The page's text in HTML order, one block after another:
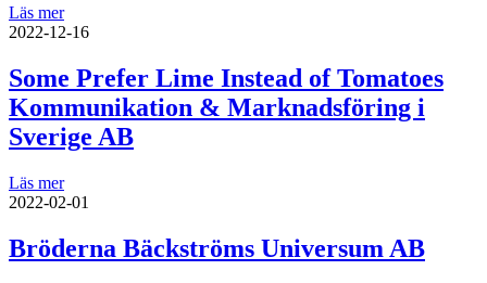
Läs mer
2022-12-16
Some Prefer Lime Instead of Tomatoes
Kommunikation & Marknadsföring i
Sverige AB
Läs mer
2022-02-01
Bröderna Bäckströms Universum AB